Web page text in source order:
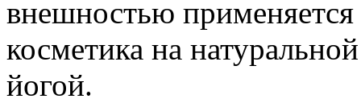
внешностью
косметика на
йогой.